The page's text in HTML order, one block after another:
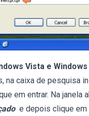
Vista e Windows
na caixa de pesquisa
em entrar. Na janela
e depois clique em